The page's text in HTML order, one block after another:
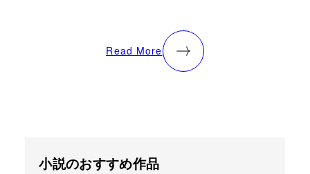
Read More
小説のおすすめ作品